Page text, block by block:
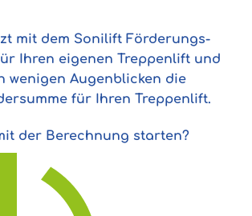
mit dem Sonilift Förderungs-
Ihren eigenen Treppenlift und
wenigen Augenblicken die
für Ihren Treppenlift.
der Berechnung starten?